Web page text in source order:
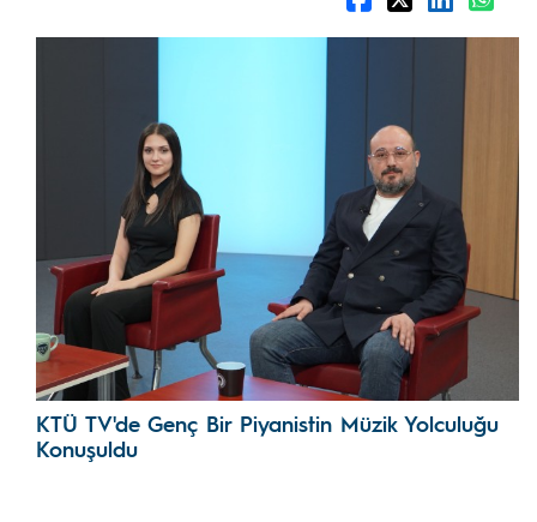
KTÜ TV'de Genç Bir Piyanistin Müzik Yolculuğu
Konuşuldu